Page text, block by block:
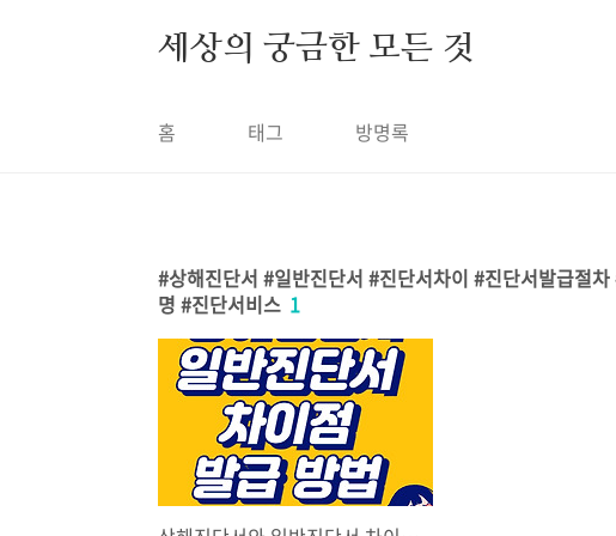
세상의 궁금한 모든 것
홈 태그 방명록
상해진단서 #일반진단서 #진단서차이 #진단서발급절
명 #진단서비스 1